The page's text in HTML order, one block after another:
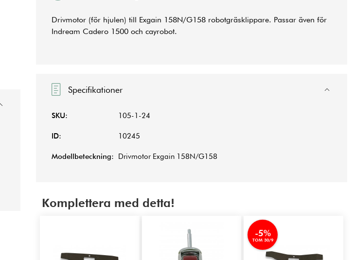
Drivmotor (för hjulen) till Exgain 158N/G158 robotgräsklippare. Passar även för
Indream Cadero 1500 och cayrobot.
Specifikationer
SKU: 105-1-24
ID: 10245
Modellbeteckning: Drivmotor Exgain 158N/G158
Komplettera med detta!
-5%
TOM 30/9